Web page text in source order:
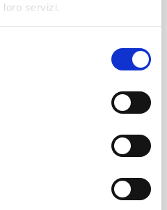
loro servizi.
Necrologi